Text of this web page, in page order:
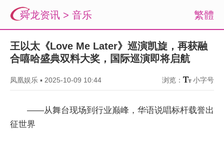
繁體
舜龙资讯 > 音乐
王以太《Love Me Later》巡演凯旋，再获融
合嘻哈盛典双料大奖，国际巡演即将启航
凤凰娱乐 ▪ 2025-10-09 10:44 浏览： 小字号
——从舞台现场到行业巅峰，华语说唱标杆载誉出
征世界